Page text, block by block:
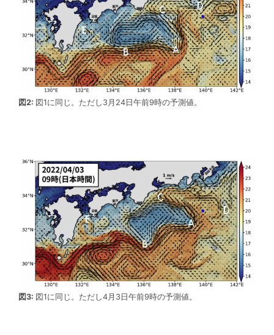
図2: 図1に同じ。ただし3月24日午前9時の予測値。
図3: 図1に同じ。ただし4月3日午前9時の予測値。